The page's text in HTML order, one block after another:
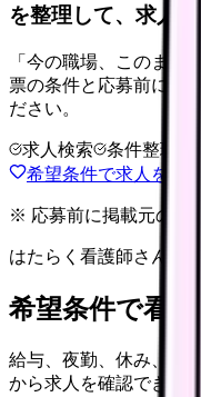
を整理して、求人
「今の職場、このまま
票の条件と応募前に確
ださい。
求人検索 条件整理
希望条件で求人を探す
※ 応募前に掲載元の最
はたらく看護師さん 求人
希望条件で看護
給与、夜勤、休み、ブ
から求人を確認できます